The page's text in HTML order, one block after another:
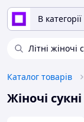
В категорії
Літні жіночі
Каталог товарів
Жіночі сукні